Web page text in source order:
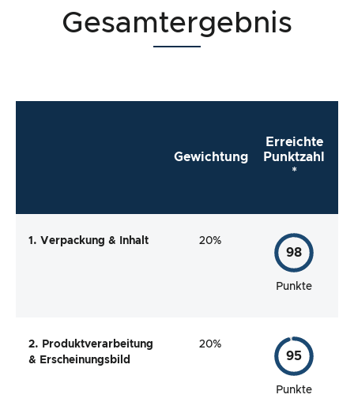
Gesamtergebnis
Gewichtung
Erreichte
Punktzahl
*
1. Verpackung & Inhalt 20%
98
Punkte
2. Produktverarbeitung
& Erscheinungsbild
20%
95
Punkte